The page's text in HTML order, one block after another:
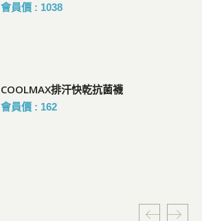
會員價 : 1038
COOLMAX排汗快乾抗菌襪
會員價 : 162